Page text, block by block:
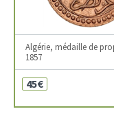
Algérie, médaille de
1857
45€